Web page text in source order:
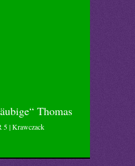
Thomas
5 | Krawczack